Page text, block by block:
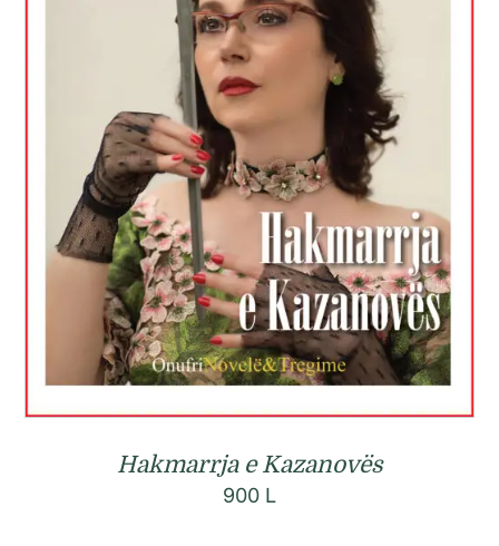
Hakmarrja e Kazanovës
900 L